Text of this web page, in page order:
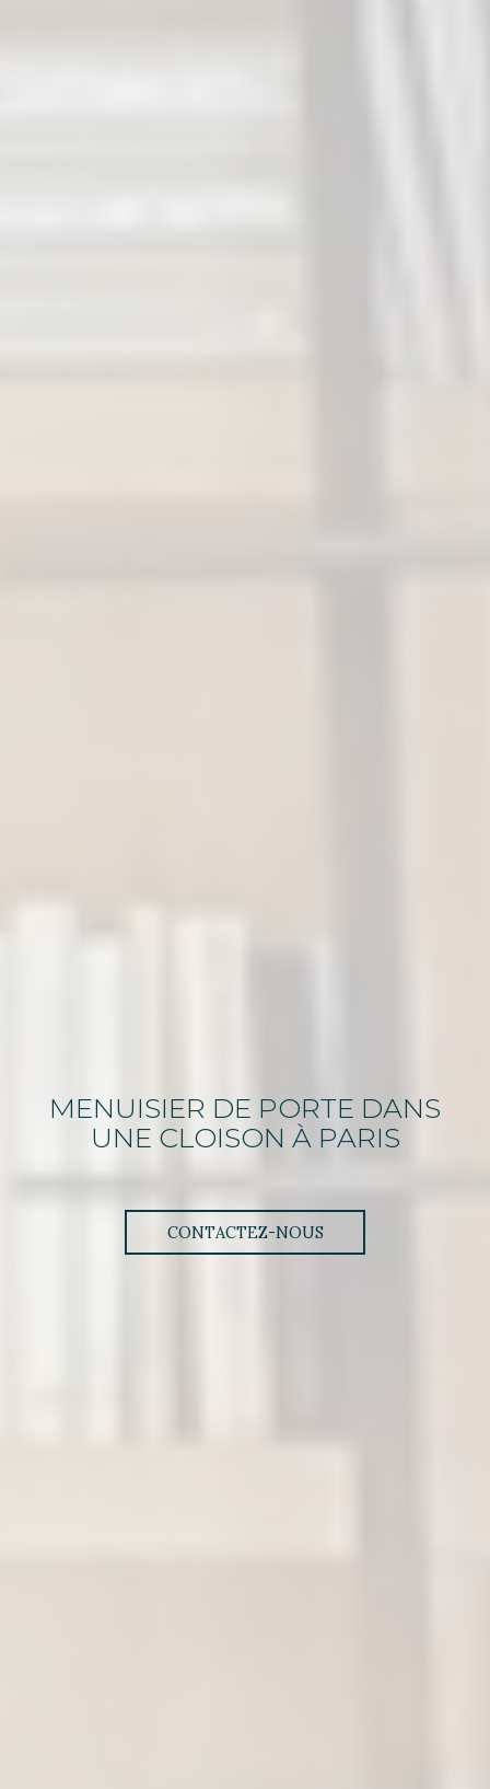
MENUISIER DE PORTE DANS
UNE CLOISON À PARIS
CONTACTEZ-NOUS